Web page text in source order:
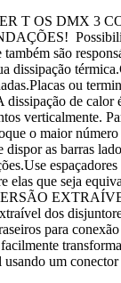
T OS DMX 3
são
dissipação
ou
dissipação de calor
verticalmente.
o maior
as barras
espaçadores
elas que seja
dos
para
um